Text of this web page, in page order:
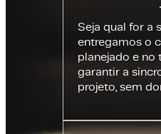
Seja qual for a
entregamos o
planejado e
garantir a
projeto, sem